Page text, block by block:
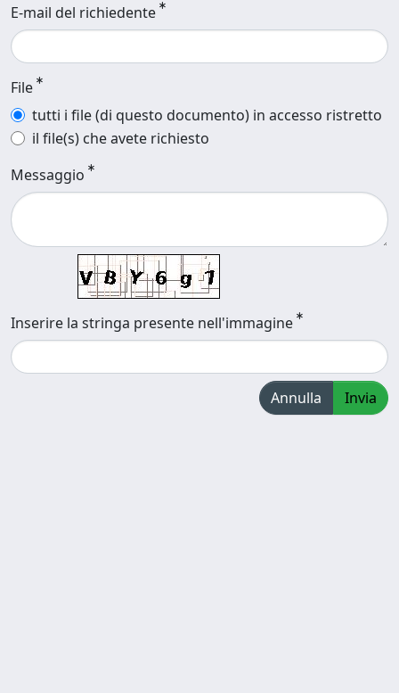
E-mail del richiedente
File
tutti i file (di questo documento) in accesso ristretto
il file(s) che avete richiesto
Messaggio
Inserire la stringa presente nell'immagine
Annulla Invia